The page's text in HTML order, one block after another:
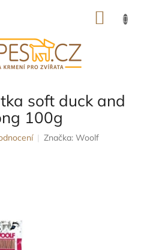
soft duck and
100g
Značka: Woolf